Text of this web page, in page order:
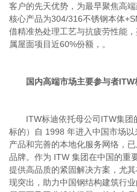
客户的先天优势，为最早聚焦高
核心产品为304/316不锈钢本体
借精准热处理工艺与抗疲劳性能
属屋面项目近60%份额，。
国内高端市场主要参与者ITW
ITW标迪依托母公司ITW集
标的）自 1998 年进入中国市场
产品和完善的本地化服务网络，
品牌。作为 ITW 集团在中国的重
提供高品质的紧固解决方案，尤
现突出，助力中国钢结构建筑行